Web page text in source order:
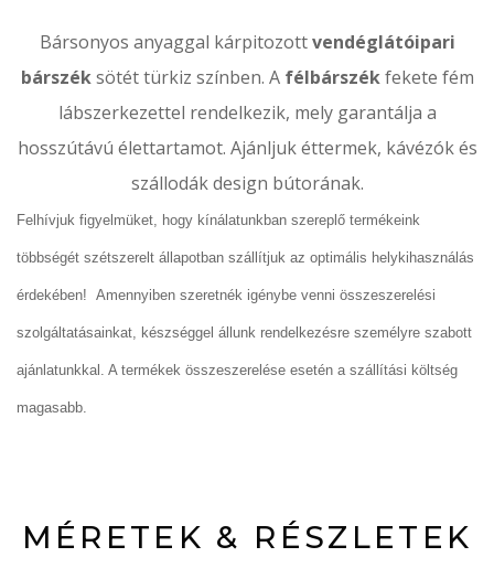
Bársonyos anyaggal kárpitozottvendéglátóipari
bárszéksötét türkiz színben. A félbárszékfekete fém
lábszerkezettel rendelkezik, mely garantálja a
hosszútávú élettartamot. Ajánljuk éttermek, kávézók és
szállodák design bútorának.
Felhívjuk figyelmüket, hogy kínálatunkban szereplő termékeink
többségét szétszerelt állapotban szállítjuk az optimális helykihasználás
érdekében! Amennyiben szeretnék igénybe venni összeszerelési
szolgáltatásainkat, készséggel állunk rendelkezésre személyre szabott
ajánlatunkkal. A termékek összeszerelése esetén a szállítási költség
magasabb.
MÉRETEK & RÉSZLETEK